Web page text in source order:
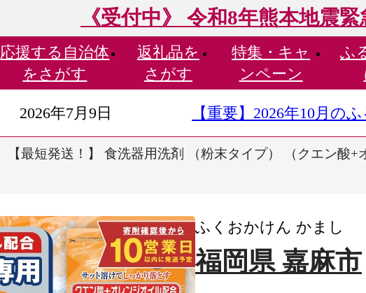
《受付中》 令和8年熊本地震
応援する 自治体
をさがす
返礼品を
さがす
特集・ キャ
ンペーン
ふ
2026年7月9日 【重要】2026年10月の
【最短発送！】 食洗器用洗剤 （粉末タイプ） （クエン酸
ふくおかけん かまし
福岡県 嘉麻市